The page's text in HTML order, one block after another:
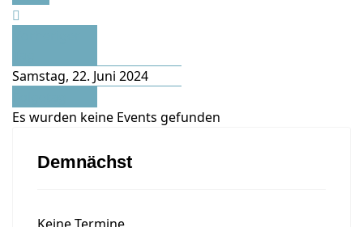
Samstag, 22. Juni 2024
Es wurden keine Events gefunden
Demnächst